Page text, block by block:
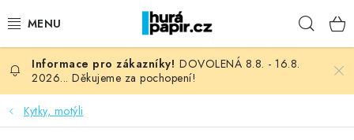
na
NOVINKY
HURÁ DÍLNA
DOVOLENÁ 8.8. - 16.8.
2026... Děkujeme za pochopení!
Kytky, motýli